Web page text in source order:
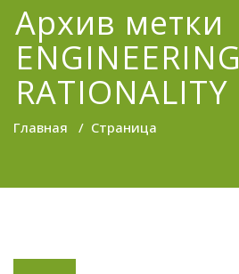
Архив метки
ENGINEERING
RATIONALITY
Главная / Страница